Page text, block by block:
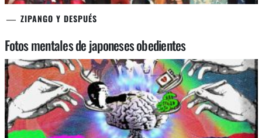
ZIPANGO Y DESPUÉS
Fotos mentales de japoneses obedientes